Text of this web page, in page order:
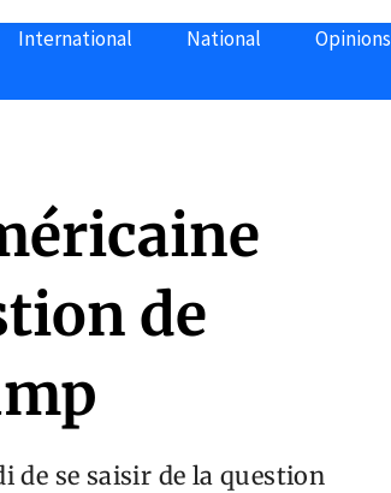
International National Opinions
de
de se saisir de la question